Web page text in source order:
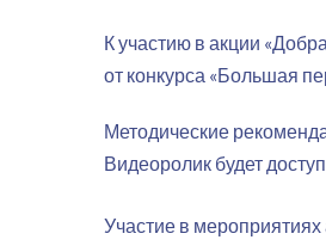
К участию в акции
от конкурса «Большая
Методические
Видеоролик будет
Участие в